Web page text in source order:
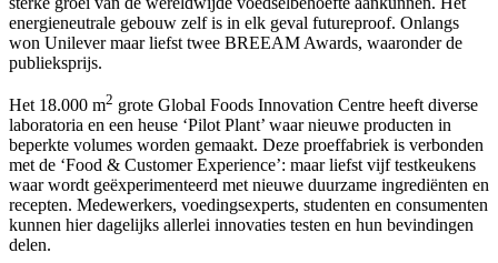
energieneutrale gebouw zelf is in elk geval futureproof. Onlangs
won Unilever maar liefst twee BREEAM Awards, waaronder de
publieksprijs.
Het 18.000 m2 grote Global Foods Innovation Centre heeft diverse
laboratoria en een heuse ‘Pilot Plant’ waar nieuwe producten in
beperkte volumes worden gemaakt. Deze proeffabriek is verbonden
met de ‘Food & Customer Experience’: maar liefst vijf testkeukens
waar wordt geëxperimenteerd met nieuwe duurzame ingrediënten en
recepten. Medewerkers, voedingsexperts, studenten en consumenten
kunnen hier dagelijks allerlei innovaties testen en hun bevindingen
delen.